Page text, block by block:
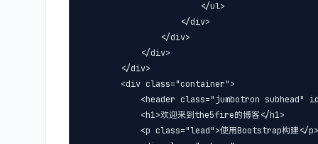
                        </ul>
                    </div>
                </div>
            </div>
        </div>
        <div class="container">
<header class="jumbotron subhead"
            <h1>欢迎来到the5fire的博客</h1>
            <p class="lead">使用Bootstrap构建</p>